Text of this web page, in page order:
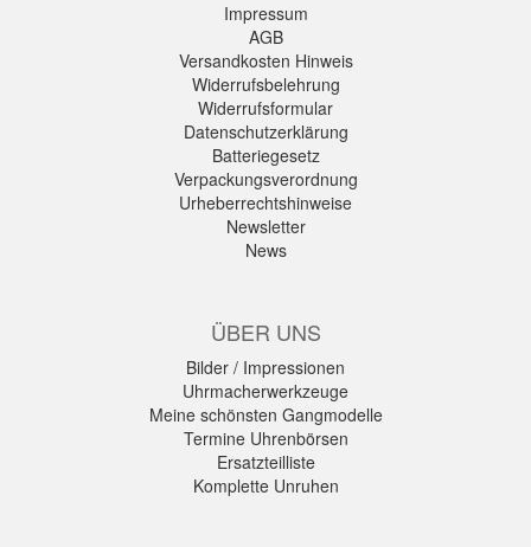
Impressum
AGB
Versandkosten Hinweis
Widerrufsbelehrung
Widerrufsformular
Datenschutzerklärung
Batteriegesetz
Verpackungsverordnung
Urheberrechtshinweise
Newsletter
News
ÜBER UNS
Bilder / Impressionen
Uhrmacherwerkzeuge
Meine schönsten Gangmodelle
Termine Uhrenbörsen
Ersatzteilliste
Komplette Unruhen